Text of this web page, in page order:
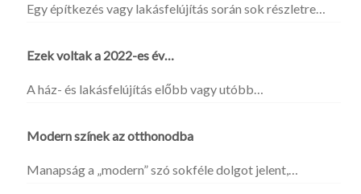
Egy építkezés vagy lakásfelújítás során sok részletre…
Ezek voltak a 2022-es év…
A ház- és lakásfelújítás előbb vagy utóbb…
Modern színek az otthonodba
Manapság a „modern” szó sokféle dolgot jelent,…